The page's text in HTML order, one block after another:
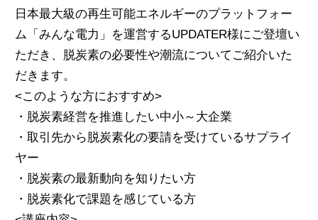
日本最大級の再生可能エネルギーのプラットフォー
ム「みんな電力」を運営するUPDATER様にご登壇い
ただき、脱炭素の必要性や潮流についてご紹介いた
だきます。
<このような方におすすめ>
・脱炭素経営を推進したい中小～大企業
・取引先から脱炭素化の要請を受けているサプライ
ヤー
・脱炭素の最新動向を知りたい方
・脱炭素化で課題を感じている方